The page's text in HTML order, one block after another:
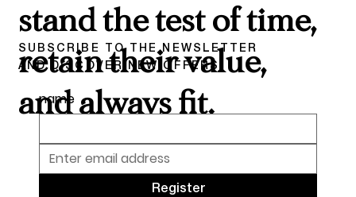
stand the test of time,
retain their value,
and always fit.
SUBSCRIBE TO THE NEWSLETTER
AND DISCOVER NEW OFFERS
name
Register